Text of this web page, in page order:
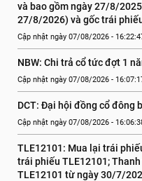
và bao gồm ngày 27/8/
27/8/2026) và gốc trái
Cập nhật ngày 07/08/2026 -
NBW: Chi trả cổ tức đợt 1
Cập nhật ngày 07/08/2026 -
DCT: Đại hội đồng cổ đông
Cập nhật ngày 07/08/2026 -
TLE12101: Mua lại trái
trái phiếu TLE12101;
TLE12101 từ ngày 30/7/